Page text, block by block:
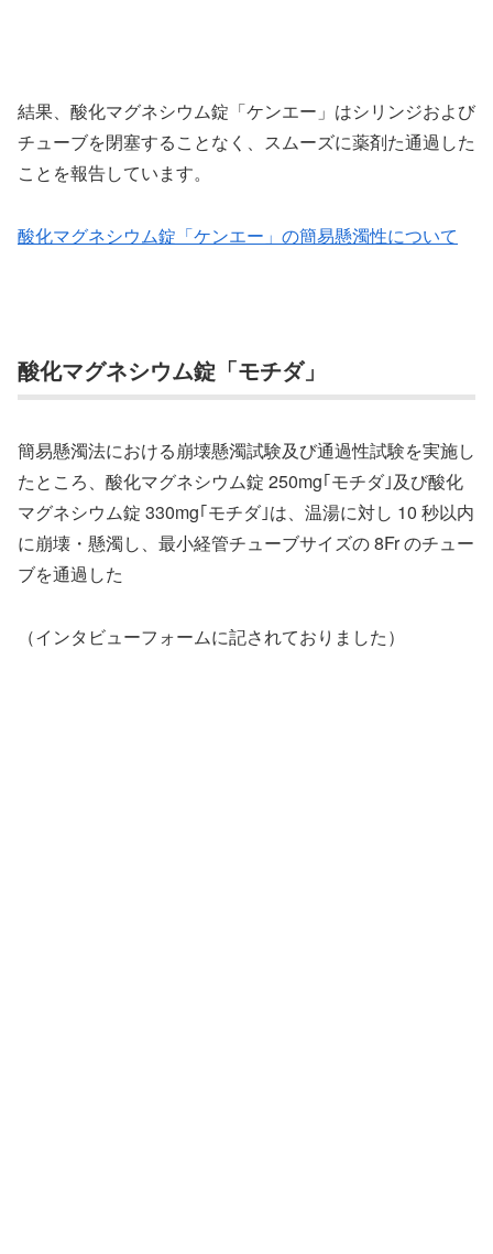
結果、酸化マグネシウム錠「ケンエー」はシリンジおよび
チューブを閉塞することなく、スムーズに薬剤た通過した
ことを報告しています。
酸化マグネシウム錠「ケンエー」の簡易懸濁性について
酸化マグネシウム錠「モチダ」
簡易懸濁法における崩壊懸濁試験及び通過性試験を実施し
たところ、酸化マグネシウム錠 250mg｢モチダ｣及び酸化
マグネシウム錠 330mg｢モチダ｣は、温湯に対し 10 秒以内
に崩壊・懸濁し、最小経管チューブサイズの 8Fr のチュー
ブを通過した
（インタビューフォームに記されておりました）